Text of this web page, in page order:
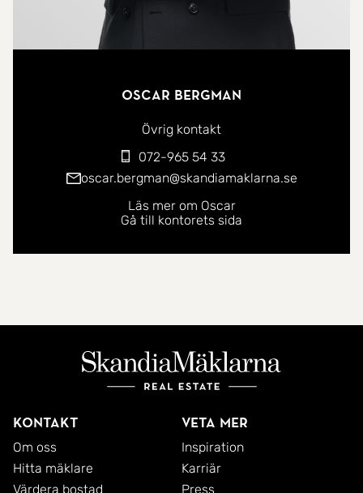
Oscar Bergman
Övrig kontakt
072-965 54 33
oscar.bergman@skandiamaklarna.se
Läs mer om Oscar
Gå till kontorets sida
Kontakt
Om oss
Hitta mäklare
Värdera bostad
Veta mer
Inspiration
Karriär
Press